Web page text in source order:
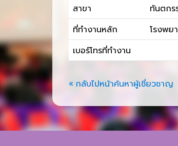
สาขา ทันตกร
ที่ทำงานหลัก โรงพย
เบอร์โทรที่ทำงาน
« กลับไปหน้าค้นหาผู้เชี่ยวชาญ